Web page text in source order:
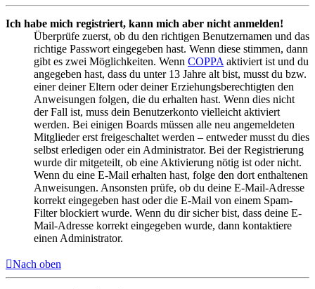
Ich habe mich registriert, kann mich aber nicht anmelden!
Überprüfe zuerst, ob du den richtigen Benutzernamen und das
richtige Passwort eingegeben hast. Wenn diese stimmen, dann
gibt es zwei Möglichkeiten. Wenn COPPA aktiviert ist und du
angegeben hast, dass du unter 13 Jahre alt bist, musst du bzw.
einer deiner Eltern oder deiner Erziehungsberechtigten den
Anweisungen folgen, die du erhalten hast. Wenn dies nicht
der Fall ist, muss dein Benutzerkonto vielleicht aktiviert
werden. Bei einigen Boards müssen alle neu angemeldeten
Mitglieder erst freigeschaltet werden – entweder musst du dies
selbst erledigen oder ein Administrator. Bei der Registrierung
wurde dir mitgeteilt, ob eine Aktivierung nötig ist oder nicht.
Wenn du eine E-Mail erhalten hast, folge den dort enthaltenen
Anweisungen. Ansonsten prüfe, ob du deine E-Mail-Adresse
korrekt eingegeben hast oder die E-Mail von einem Spam-
Filter blockiert wurde. Wenn du dir sicher bist, dass deine E-
Mail-Adresse korrekt eingegeben wurde, dann kontaktiere
einen Administrator.
Nach oben